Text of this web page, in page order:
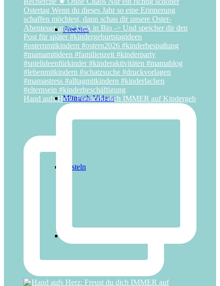
Freebies
Mitmach-Videos
Basteln
Hand aufs Herz: Freust du dich IMMER auf Kindergeb